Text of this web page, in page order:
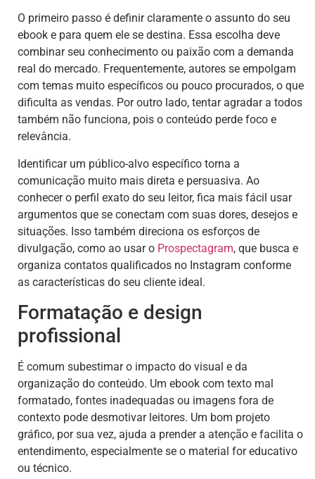
O primeiro passo é definir claramente o assunto do seu
ebook e para quem ele se destina. Essa escolha deve
combinar seu conhecimento ou paixão com a demanda
real do mercado. Frequentemente, autores se empolgam
com temas muito específicos ou pouco procurados, o que
dificulta as vendas. Por outro lado, tentar agradar a todos
também não funciona, pois o conteúdo perde foco e
relevância.
Identificar um público-alvo específico torna a
comunicação muito mais direta e persuasiva. Ao
conhecer o perfil exato do seu leitor, fica mais fácil usar
argumentos que se conectam com suas dores, desejos e
situações. Isso também direciona os esforços de
divulgação, como ao usar o Prospectagram, que busca e
organiza contatos qualificados no Instagram conforme
as características do seu cliente ideal.
Formatação e design
profissional
É comum subestimar o impacto do visual e da
organização do conteúdo. Um ebook com texto mal
formatado, fontes inadequadas ou imagens fora de
contexto pode desmotivar leitores. Um bom projeto
gráfico, por sua vez, ajuda a prender a atenção e facilita o
entendimento, especialmente se o material for educativo
ou técnico.